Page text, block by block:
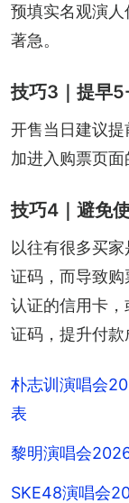
预填实名观演
著急。
技巧3｜提早
开售当日建议
加进入购票页面
技巧4｜避免
以往有很多买
证码，而导致
认证的信用卡
证码，提升付款
朴志训演唱会
表
黎明演唱会
SKE48演唱会